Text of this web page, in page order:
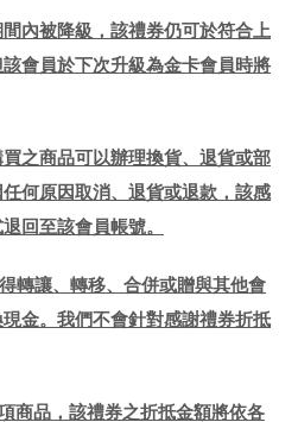
內被降級，該禮券仍可於符合上
會員於下次升級為金卡會員時將
之商品可以辦理換貨、退貨或部
何原因取消、退貨或退款，該感
回至該會員帳號。
轉讓、轉移、合併或贈與其他會
金。我們不會針對感謝禮券折抵
商品，該禮券之折抵金額將依各